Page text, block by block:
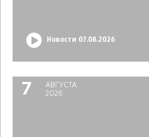
Новости 07.08.2026
7
АВГУСТА
2026